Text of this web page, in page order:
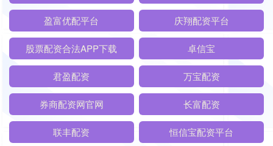
盈富优配平台 庆翔配资平台
股票配资合法APP下载 卓信宝
君盈配资 万宝配资
券商配资网官网 长富配资
联丰配资 恒信宝配资平台